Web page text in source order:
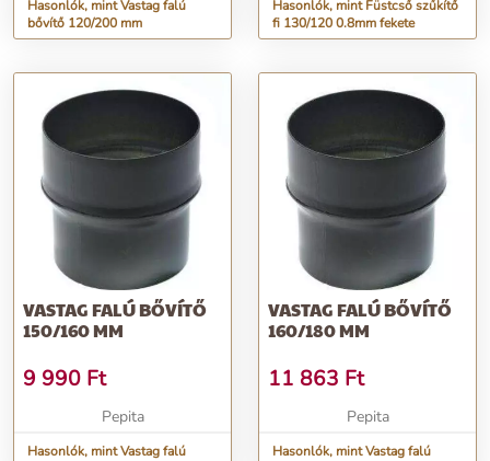
Hasonlók, mint Vastag falú
bővítő 120/200 mm
Hasonlók, mint Füstcső szűkítő
fi 130/120 0.8mm fekete
VASTAG FALÚ BŐVÍTŐ
150/160 MM
9 990 Ft
Pepita
Hasonlók, mint Vastag falú
VASTAG FALÚ BŐVÍTŐ
160/180 MM
11 863 Ft
Pepita
Hasonlók, mint Vastag falú